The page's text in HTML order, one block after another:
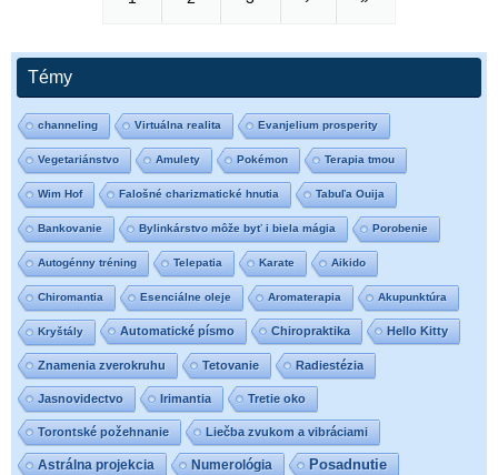
Témy
channeling Virtuálna realita Evanjelium prosperity
Vegetariánstvo Amulety Pokémon Terapia tmou
Wim Hof Falošné charizmatické hnutia Tabuľa Ouija
Bankovanie Bylinkárstvo môže byť i biela mágia Porobenie
Autogénny tréning Telepatia Karate Aikido
Chiromantia Esenciálne oleje Aromaterapia Akupunktúra
Kryštály Automatické písmo Chiropraktika Hello Kitty
Znamenia zverokruhu Tetovanie Radiestézia
Jasnovidectvo Irimantia Tretie oko
Torontské požehnanie Liečba zvukom a vibráciami
Astrálna projekcia Numerológia
Posadnutie